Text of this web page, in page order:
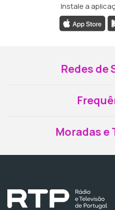
Instale a
Redes de
Moradas e